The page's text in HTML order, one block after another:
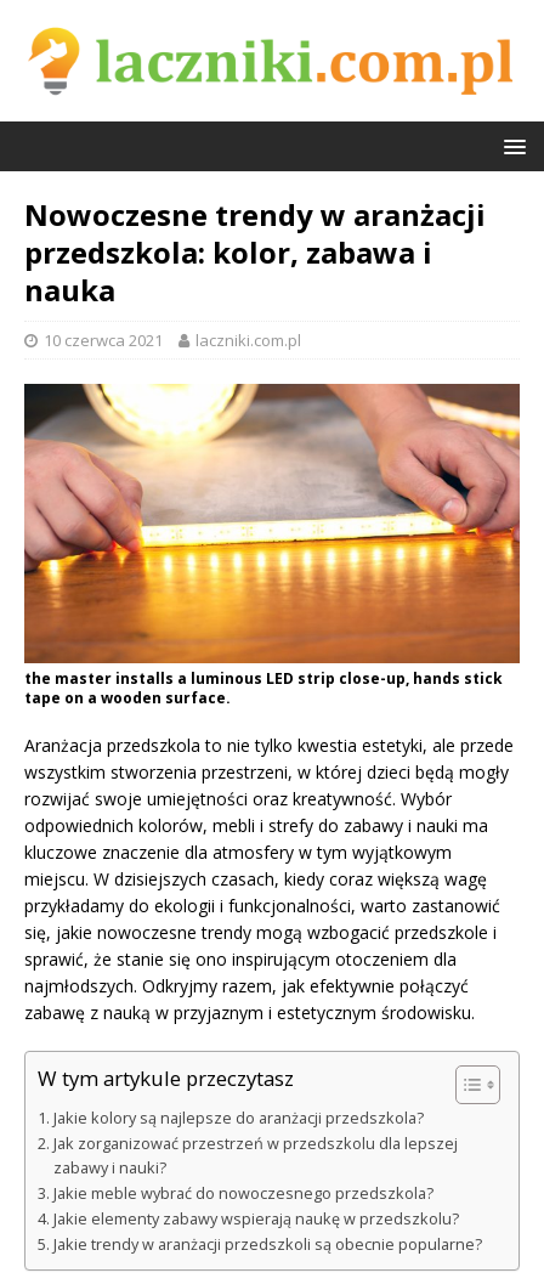
Nowoczesne trendy w aranżacji
przedszkola: kolor, zabawa i
nauka
10 czerwca 2021 laczniki.com.pl
the master installs a luminous LED strip close-up, hands stick
tape on a wooden surface.
Aranżacja przedszkola to nie tylko kwestia estetyki, ale przede
wszystkim stworzenia przestrzeni, w której dzieci będą mogły
rozwijać swoje umiejętności oraz kreatywność. Wybór
odpowiednich kolorów, mebli i strefy do zabawy i nauki ma
kluczowe znaczenie dla atmosfery w tym wyjątkowym
miejscu. W dzisiejszych czasach, kiedy coraz większą wagę
przykładamy do ekologii i funkcjonalności, warto zastanowić
się, jakie nowoczesne trendy mogą wzbogacić przedszkole i
sprawić, że stanie się ono inspirującym otoczeniem dla
najmłodszych. Odkryjmy razem, jak efektywnie połączyć
zabawę z nauką w przyjaznym i estetycznym środowisku.
W tym artykule przeczytasz
Jakie kolory są najlepsze do aranżacji przedszkola?
Jak zorganizować przestrzeń w przedszkolu dla lepszej
zabawy i nauki?
Jakie meble wybrać do nowoczesnego przedszkola?
Jakie elementy zabawy wspierają naukę w przedszkolu?
Jakie trendy w aranżacji przedszkoli są obecnie popularne?